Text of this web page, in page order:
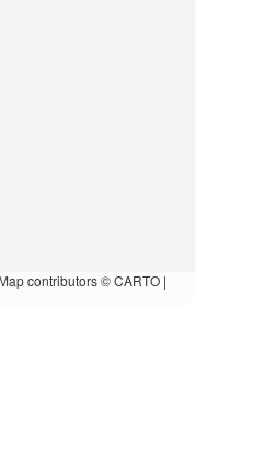
contributors © CARTO |